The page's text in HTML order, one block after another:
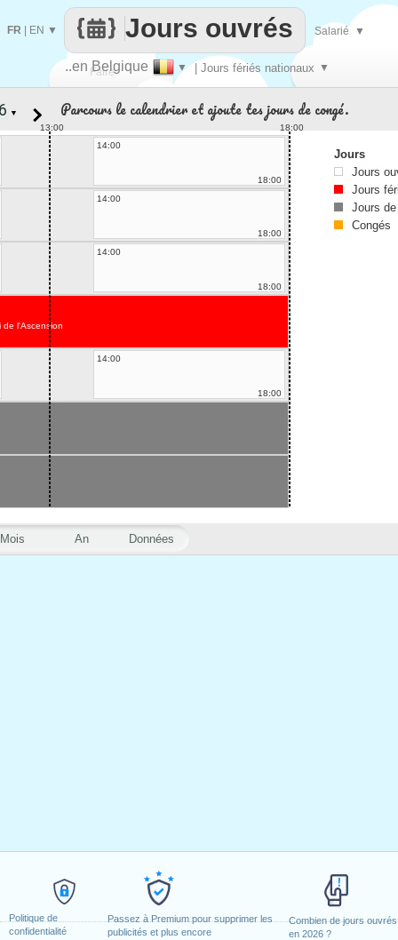
Politique de
confidentialité
Passez à Premium pour supprimer les
publicités et plus encore
Combien de jours ouvrés
en 2026 ?
Faire
..en Belgique ▼ | Jours fériés nationaux ▼
Jours ouvrés
FR EN ▼ Salarié ▼
Mois An Données
▼ Parcours le calendrier et ajoute tes jours de congé.
13:00
18:00
14:00
18:00
14:00
18:00
14:00
18:00
de l'Ascension
14:00
18:00
Jours
Jours
Jours
Jours
Congés